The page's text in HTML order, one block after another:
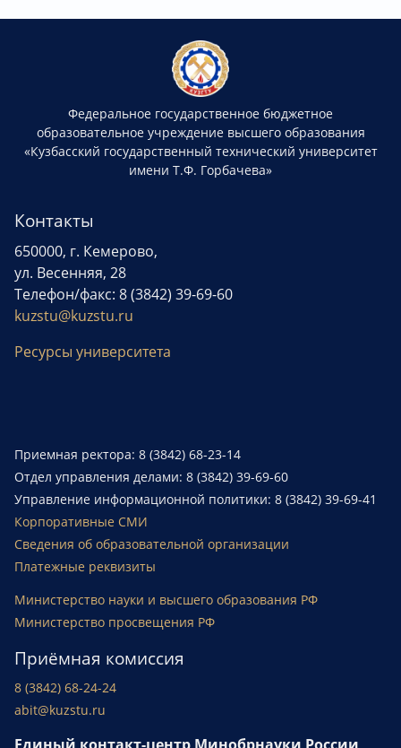
Федеральное государственное бюджетное
образовательное учреждение высшего образования
«Кузбасский государственный технический университет
имени Т.Ф. Горбачева»
Контакты
650000, г. Кемерово,
ул. Весенняя, 28
Телефон/факс: 8 (3842) 39-69-60
kuzstu@kuzstu.ru
Ресурсы университета
Приемная ректора: 8 (3842) 68-23-14
Отдел управления делами: 8 (3842) 39-69-60
Управление информационной политики: 8 (3842) 39-69-41
Корпоративные СМИ
Сведения об образовательной организации
Платежные реквизиты
Министерство науки и высшего образования РФ
Министерство просвещения РФ
Приёмная комиссия
8 (3842) 68-24-24
abit@kuzstu.ru